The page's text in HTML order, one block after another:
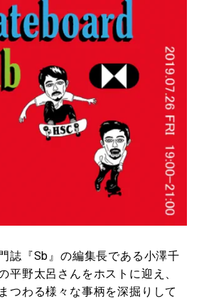
HANDBOOK
誌『Sb』の編集長である小澤千
平野太呂さんをホストに迎え、
つわる様々な事柄を深掘りして